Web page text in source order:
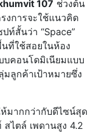
107 ช่วงต้น
งการจะใช้แนวคิด
ท์สั้นว่า “Space”
ที่ใช้สอยในห้อง
บคอนโดมิเนียมแบบ
มลูกค้าเป้าหมายซึ่ง
ห้มากกว่ากับดีไซน์สุด
สไตล์ เพดานสูง 4.2